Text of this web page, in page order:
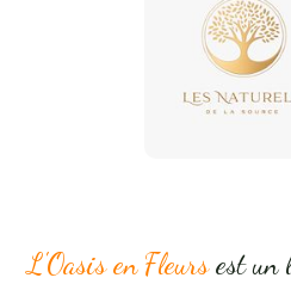
L'Oasis en Fleursest un